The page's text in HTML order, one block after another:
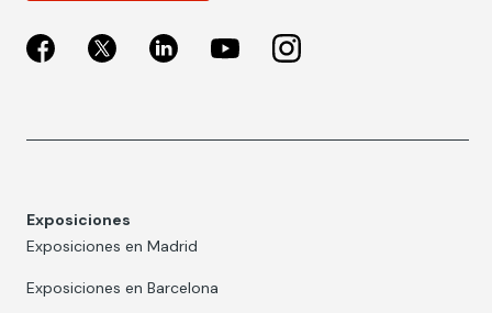
Exposiciones
Exposiciones en Madrid
Exposiciones en Barcelona